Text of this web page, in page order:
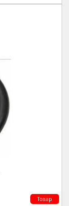
Товар